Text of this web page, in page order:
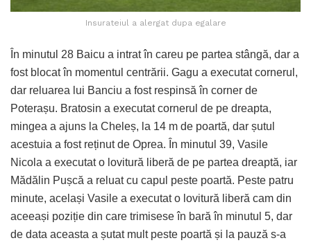
Insurateiul a alergat dupa egalare
În minutul 28 Baicu a intrat în careu pe partea stângă, dar a
fost blocat în momentul centrării. Gagu a executat cornerul,
dar reluarea lui Banciu a fost respinsă în corner de
Poterașu. Bratosin a executat cornerul de pe dreapta,
mingea a ajuns la Cheleș, la 14 m de poartă, dar șutul
acestuia a fost reținut de Oprea. În minutul 39, Vasile
Nicola a executat o lovitură liberă de pe partea dreaptă, iar
Mădălin Pușcă a reluat cu capul peste poartă. Peste patru
minute, același Vasile a executat o lovitură liberă cam din
aceeași poziție din care trimisese în bară în minutul 5, dar
de data aceasta a șutat mult peste poartă și la pauză s-a